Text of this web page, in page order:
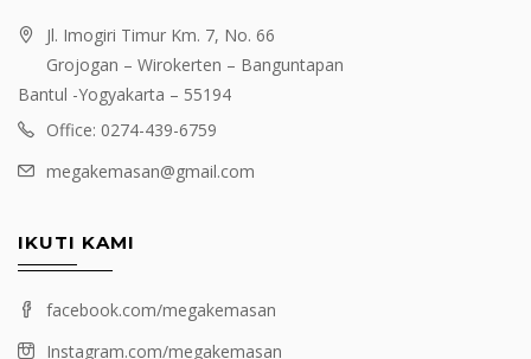
Jl. Imogiri Timur Km. 7, No. 66
Grojogan – Wirokerten – Banguntapan
Bantul -Yogyakarta – 55194
Office: 0274-439-6759
megakemasan@gmail.com
IKUTI KAMI
facebook.com/megakemasan
Instagram.com/megakemasan